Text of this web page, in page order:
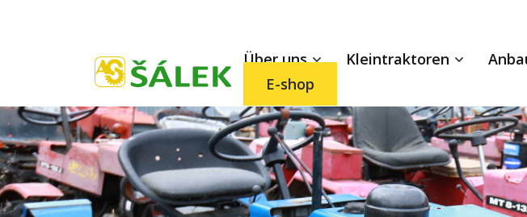
Über uns Kleintraktoren
E-shop